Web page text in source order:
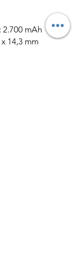
mAh
14,3 mm